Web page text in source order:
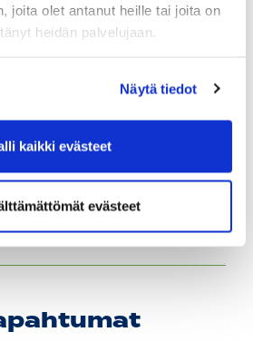
joita olet antanut heille tai joita on
heidän palvelujaan.
Näytä tiedot
kaikki evästeet
evästeet
SHG - PGK 13.8.2026.
seuran mestaruudesta pelataan
asiakaspalveluun